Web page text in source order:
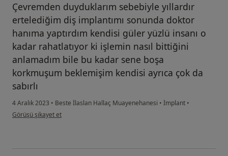
Çevremden duyduklarım sebebiyle yıllardır
ertelediğim diş implantımı sonunda doktor
hanıma yaptırdım kendisi güler yüzlü insanı o
kadar rahatlatıyor ki işlemin nasıl bittiğini
anlamadım bile bu kadar sene boşa
korkmuşum beklemişim kendisi ayrıca çok da
sabırlı
4 Aralık 2023 • Beste İlaslan Hallaç Muayenehanesi • İmplant •
kullanıcının görüşüne göre m.....
Görüşü şikayet et